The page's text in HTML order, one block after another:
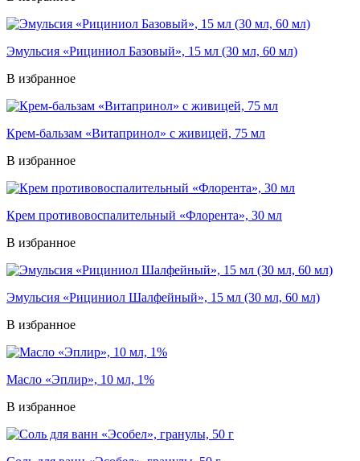
Эмульсия «Рициниол Базовый», 15 мл (30 мл, 60 мл)
В избранное
Крем-бальзам «Витапринол» с живицей, 75 мл
В избранное
Крем противовоспалительный «Флорента», 30 мл
В избранное
Эмульсия «Рициниол Шалфейный», 15 мл (30 мл, 60 мл)
В избранное
Масло «Эплир», 10 мл, 1%
В избранное